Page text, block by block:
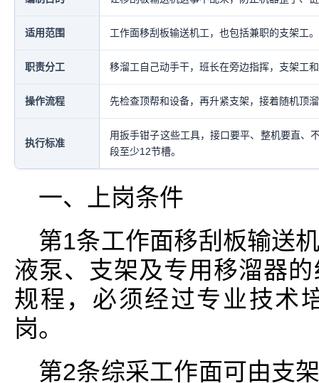
适用范围 工作面移刮板输送机工，也包括兼职的支架工。
职责分工 移溜工自己动手干，班长在旁边指挥，支架工
操作流程 先检查顶帮和设备，再升紧支架，接着随机顶
执行标准
用扳手钳子这些工具，接口要平、整机要直、
段至少12节槽。
一、上岗条件
第1条工作面移刮板输送
液泵、支架及专用移溜器
规程，必须经过专业技术
岗。
第2条综采工作面可由支